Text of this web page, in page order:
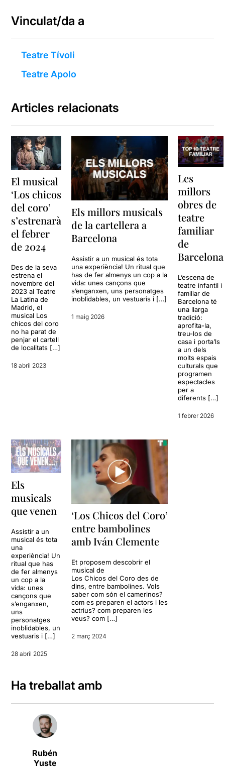
Vinculat/da a
Teatre Tívoli
Teatre Apolo
Articles relacionats
El musical
‘Los chicos
del coro’
s’estrenarà
el febrer
de 2024
Des de la seva
estrena el
novembre del
2023 al Teatre
La Latina de
Madrid, el
musical Los
chicos del coro
no ha parat de
penjar el cartell
de localitats […]
18 abril 2023
Els millors musicals
de la cartellera a
Barcelona
Assistir a un musical és tota
una experiència! Un ritual que
has de fer almenys un cop a la
vida: unes cançons que
s’enganxen, uns personatges
inoblidables, un vestuaris i […]
1 maig 2026
Les
millors
obres de
teatre
familiar
de
Barcelona
L’escena de
teatre infantil i
familiar de
Barcelona té
una llarga
tradició:
aprofita-la,
treu-los de
casa i porta’ls
a un dels
molts espais
culturals que
programen
espectacles
per a
diferents […]
1 febrer 2026
Els
musicals
que venen
Assistir a un
musical és tota
una
experiència! Un
ritual que has
de fer almenys
un cop a la
vida: unes
cançons que
s’enganxen,
uns
personatges
inoblidables, un
vestuaris i […]
28 abril 2025
‘Los Chicos del Coro’
entre bambolines
amb Iván Clemente
Et proposem descobrir el
musical de
Los Chicos del Coro des de
dins, entre bambolines. Vols
saber com són el camerinos?
com es preparen el actors i les
actrius? com preparen les
veus? com […]
2 març 2024
Ha treballat amb
Rubén
Yuste